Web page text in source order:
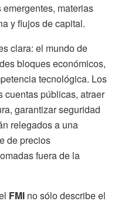
materias
y flujos de capital.
clara: el mundo de
bloques económicos,
tecnológica. Los
cuentas públicas, atraer
garantizar seguridad
relegados a una
de precios
fuera de la
FMI no sólo describe el